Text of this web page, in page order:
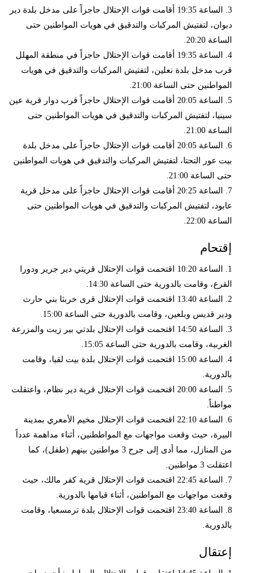
3. الساعة 19:35 أقامت قوات الإحتلال حاجزاً على مدخل بلدة دير
دبوان، لتفتيش المركبات والتدقيق في هويات المواطنين حتى
الساعة 20:20.
4. الساعة 19:35 أقامت قوات الإحتلال حاجزاً في منطقة المهلل
قرب مدخل بلدة نعلين، لتفتيش المركبات والتدقيق في هويات
المواطنين حتى الساعة 21:00.
5. الساعة 20:05 أقامت قوات الإحتلال حاجزاً قرب دوار قرية عين
سينيا، لتفتيش المركبات والتدقيق في هويات المواطنين حتى
الساعة 21:00.
6. الساعة 20:05 أقامت قوات الإحتلال حاجزاً على مدخل بلدة
بيت عور التحتا، لتفتيش المركبات والتدقيق في هويات المواطنين
حتى الساعة 21:00.
7. الساعة 20:25 أقامت قوات الإحتلال حاجزاً على مدخل قرية
عابود، لتفتيش المركبات والتدقيق في هويات المواطنين حتى
الساعة 22:00.
إقتحام
1. الساعة 10:20 اقتحمت قوات الإحتلال قريتي دير جرير ودورا
القرع، وقامت بالدورية حتى الساعة 14:30.
2. الساعة 13:40 اقتحمت قوات الإحتلال قرى خربثا بني حارث
ودير قديس وبلعين، وقامت بالدورية حتى الساعة 15:00.
3. الساعة 14:50 اقتحمت قوات الإحتلال بلدتي بير زيت والمزرعة
الغربية، وقامت بالدورية حتى الساعة 15:05.
4. الساعة 15:00 اقتحمت قوات الإحتلال بلدة بيت لقيا، وقامت
بالدورية.
5. الساعة 20:00 اقتحمت قوات الإحتلال قرية دير نظام، واعتقلت
مواطناً.
6. الساعة 22:10 اقتحمت قوات الإحتلال مخيم الأمعري بمدينة
البيرة، حيث وقعت مواجهات مع المواططنين، أثناء مداهمة عدداً
من المنازل، مما أدى إلى جرح 3 مواطنين بينهم (طفل)، كما
اعتقلت 3 مواطنين.
7. الساعة 22:45 اقتحمت قوات الإحتلال قرية كفر مالك، حيث
وقعت مواجهات مع المواطنين، أثناء قيامها بالدورية.
8. الساعة 23:40 اقتحمت قوات الإحتلال بلدة ترمسعيا، وقامت
بالدورية.
إعتقال